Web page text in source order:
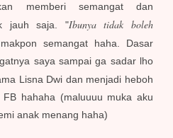
memberi semangat dan
jauh saja. "Ibunya tidak boleh
semangat haha. Dasar
saya sampai ga sadar lho
Lisna Dwi dan menjadi heboh
hahaha (maluuuu muka aku
anak menang haha)